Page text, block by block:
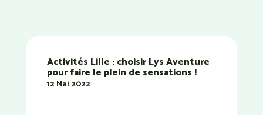
Activités Lille : choisir Lys Aventure
pour faire le plein de sensations !
12 Mai 2022